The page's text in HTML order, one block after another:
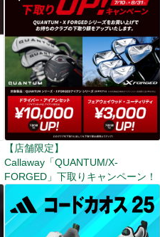
【店舗限定】
Callaway「QUANTUM/X-
FORGED」下取りキャンペーン！